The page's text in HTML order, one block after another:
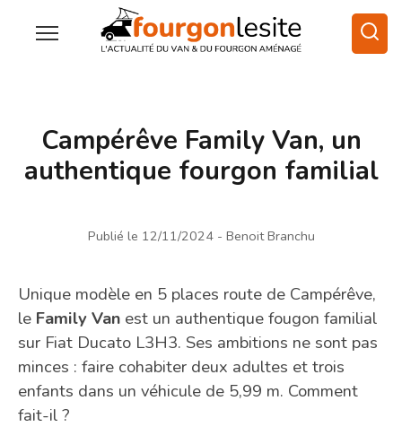
Campérêve Family Van, un
authentique fourgon familial
Publié le 12/11/2024 - Benoit Branchu
Unique modèle en 5 places route de Campérêve,
le Family Van est un authentique fougon familial
sur Fiat Ducato L3H3. Ses ambitions ne sont pas
minces : faire cohabiter deux adultes et trois
enfants dans un véhicule de 5,99 m. Comment
fait-il ?